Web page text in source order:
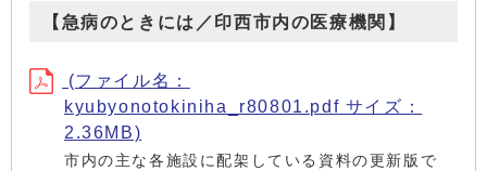
【急病のときには／印西市内の医療機関】
(ファイル名：
kyubyonotokiniha_r80801.pdf サイズ：
2.36MB)
市内の主な各施設に配架している資料の更新版で